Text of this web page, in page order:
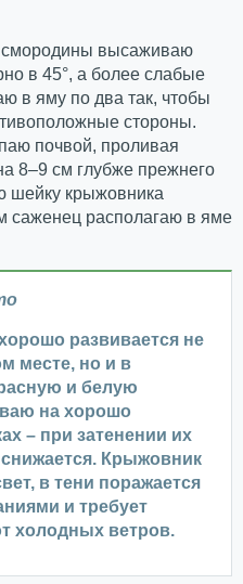
смородины высаживаю
в 45°, а более слабые
в яму по два так, чтобы
стороны.
почвой, проливая
8–9 см глубже прежнего
шейку крыжовника
саженец располагаю в яме
развивается не
месте, но и в
и белую
на хорошо
– при затенении их
Крыжовник
в тени поражается
и требует
холодных ветров.